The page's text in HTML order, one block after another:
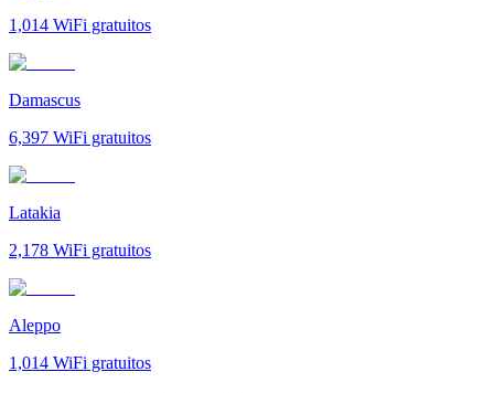
1,014 WiFi gratuitos
Damascus
6,397 WiFi gratuitos
Latakia
2,178 WiFi gratuitos
Aleppo
1,014 WiFi gratuitos